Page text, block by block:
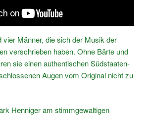
Männer, die sich der Musik der
verschrieben haben. Ohne Bärte und
sie einen authentischen Südstaaten-
Augen vom Original nicht zu
Henniger am stimmgewaltigen